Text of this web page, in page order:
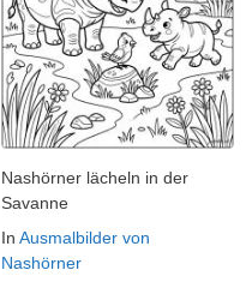
Nashörner lächeln in der
Savanne
In Ausmalbilder von
Nashörner